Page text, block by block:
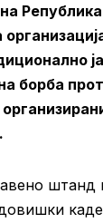
борба
штанд